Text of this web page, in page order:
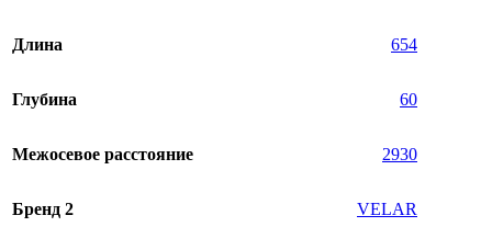
Длина 654
Глубина 60
Межосевое расстояние 2930
Бренд 2 VELAR